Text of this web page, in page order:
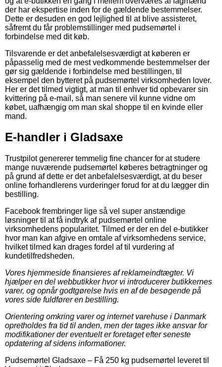
der har ekspertise inden for de gældende bestemmelser.
Dette er desuden en god lejlighed til at blive assisteret,
såfremt du får problemstillinger med pudsemørtel i
forbindelse med dit køb.
Tilsvarende er det anbefalelsesværdigt at køberen er
påpasselig med de mest vedkommende bestemmelser der
gør sig gældende i forbindelse med bestillingen, til
eksempel den bytteret på pudsemørtel virksomheden lover.
Her er det tilmed vigtigt, at man til enhver tid opbevarer sin
kvittering på e-mail, så man senere vil kunne vidne om
købet, uafhængig om man skal shoppe til en kvinde eller
mand.
E-handler i Gladsaxe
Trustpilot genererer temmelig fine chancer for at studere
mange nuværende pudsemørtel køberes betragtninger og
på grund af dette er det anbefalelsesværdigt, at du beser
online forhandlerens vurderinger forud for at du lægger din
bestilling.
Facebook frembringer lige så vel super anstændige
løsninger til at få indtryk af pudsemørtel online
virksomhedens popularitet. Tilmed er der en del e-butikker
hvor man kan afgive en omtale af virksomhedens service,
hvilket tilmed kan drages fordel af til vurdering af
kundetilfredsheden.
Vores hjemmeside finansieres af reklameindtægter. Vi
hjælper en del webbutikker hvor vi introducerer butikkernes
varer, og opnår godtgørelse hvis en af de besøgende på
vores side fuldfører en bestilling.
Orientering omkring varer og internet varehuse i Danmark
opretholdes fra tid til anden, men der tages ikke ansvar for
modifikationer der eventuelt er foretaget efter seneste
opdatering af sidens informationer.
Pudsemørtel Gladsaxe – Få 250 kg pudsemørtel leveret til